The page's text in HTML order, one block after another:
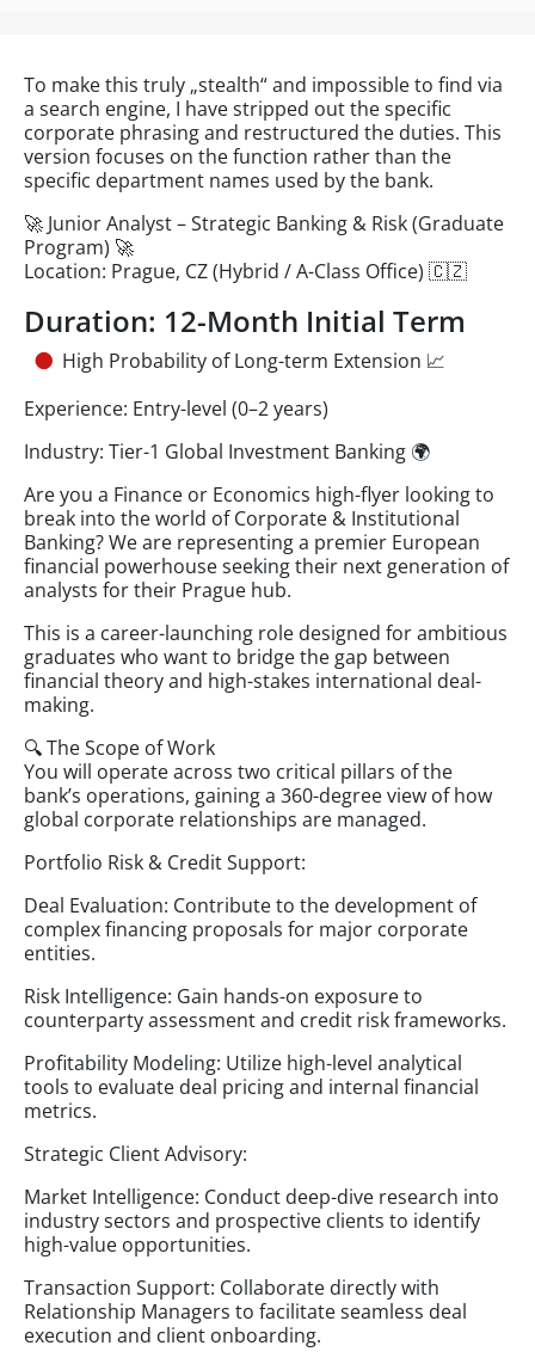
To make this truly „stealth“ and impossible to find via
a search engine, I have stripped out the specific
corporate phrasing and restructured the duties. This
version focuses on the function rather than the
specific department names used by the bank.
🚀 Junior Analyst – Strategic Banking & Risk (Graduate
Program) 🚀
Location: Prague, CZ (Hybrid / A-Class Office) 🇨🇿
Duration: 12-Month Initial Term
High Probability of Long-term Extension 📈
Experience: Entry-level (0–2 years)
Industry: Tier-1 Global Investment Banking 🌍
Are you a Finance or Economics high-flyer looking to
break into the world of Corporate & Institutional
Banking? We are representing a premier European
financial powerhouse seeking their next generation of
analysts for their Prague hub.
This is a career-launching role designed for ambitious
graduates who want to bridge the gap between
financial theory and high-stakes international deal-
making.
🔍 The Scope of Work
You will operate across two critical pillars of the
bank’s operations, gaining a 360-degree view of how
global corporate relationships are managed.
Portfolio Risk & Credit Support:
Deal Evaluation: Contribute to the development of
complex financing proposals for major corporate
entities.
Risk Intelligence: Gain hands-on exposure to
counterparty assessment and credit risk frameworks.
Profitability Modeling: Utilize high-level analytical
tools to evaluate deal pricing and internal financial
metrics.
Strategic Client Advisory:
Market Intelligence: Conduct deep-dive research into
industry sectors and prospective clients to identify
high-value opportunities.
Transaction Support: Collaborate directly with
Relationship Managers to facilitate seamless deal
execution and client onboarding.